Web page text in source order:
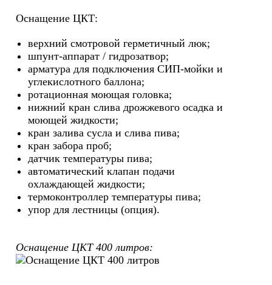
Оснащение ЦКТ:
верхний смотровой герметичный люк;
шпунт-аппарат / гидрозатвор;
арматура для подключения СИП-мойки и
углекислотного баллона;
ротационная моющая головка;
нижний кран слива дрожжевого осадка и
моющей жидкости;
кран залива сусла и слива пива;
кран забора проб;
датчик температуры пива;
автоматический клапан подачи
охлаждающей жидкости;
термоконтроллер температуры пива;
упор для лестницы (опция).
Оснащение ЦКТ 400 литров: